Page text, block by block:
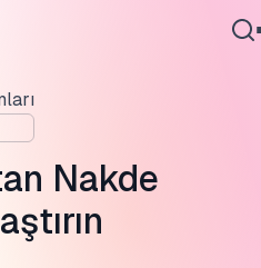
Nakde
faydaları
çözümünü seçmek